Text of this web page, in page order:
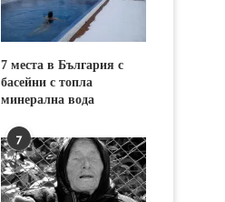
7 места в България с
басейни с топла
минерална вода
7